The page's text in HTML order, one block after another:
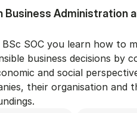
Busi­ness Ad­min­is­tra­tion
SOC you learn how to
business decisions by
and social
their organisation and